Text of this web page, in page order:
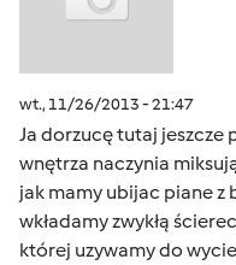
wt., 11/26/2013 - 21:47
Ja dorzucę tutaj jeszcze
wnętrza naczynia
jak mamy ubijac piane z
wkładamy zwykłą
której uzywamy do